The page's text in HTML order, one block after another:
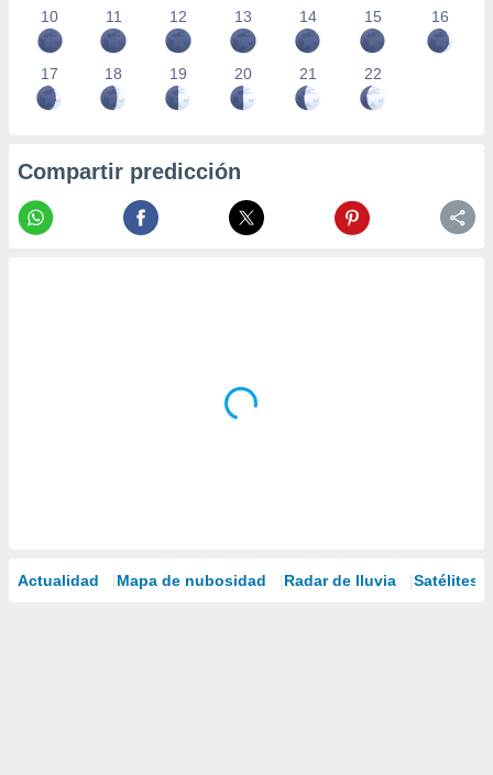
10 11 12 13 14 15 16
17 18 19 20 21 22
Compartir predicción
Actualidad Mapa de nubosidad Radar de lluvia Satélites